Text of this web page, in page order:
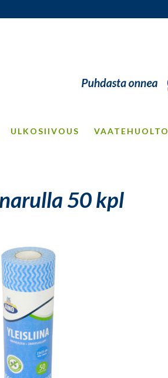
ULKOSIIVOUS VAATEHUOLTO
50 kpl